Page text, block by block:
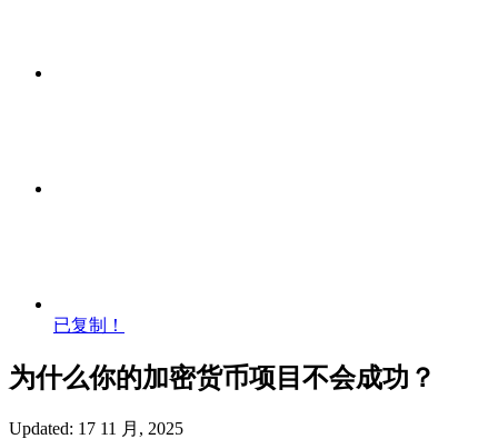
已复制！
为什么你的加密货币项目不会成功？
Updated: 17 11 月, 2025